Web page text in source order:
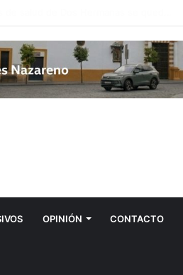
OPINIÓN CONTACTO